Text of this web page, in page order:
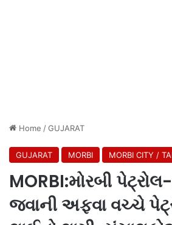
Home /GUJARAT
GUJARAT MORBI MORBI CITY /
MORBI:મોરબી
જવાની અફવા વચ્ચે